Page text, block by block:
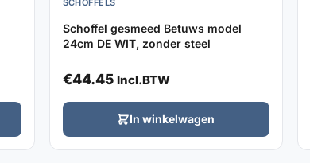
SCHOFFELS
Schoffel gesmeed Betuws model
24cm DE WIT, zonder steel
€44.45 Incl.BTW
In winkelwagen